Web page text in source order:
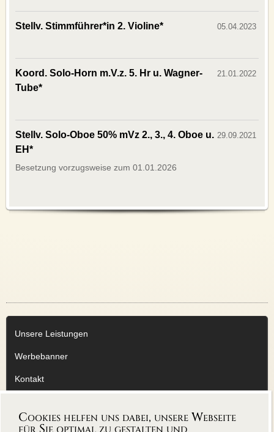
Stellv. Stimmführer*in 2. Violine* 05.04.2023
Koord. Solo-Horn m.V.z. 5. Hr u. Wagner-
Tube*
21.01.2022
Stellv. Solo-Oboe 50% mVz 2., 3., 4. Oboe u.
EH*
29.09.2021
Besetzung vorzugsweise zum 01.01.2026
Unsere Leistungen
Werbebanner
Kontakt
Datenschutzerklärung
Cookies helfen uns dabei, unsere Webseite